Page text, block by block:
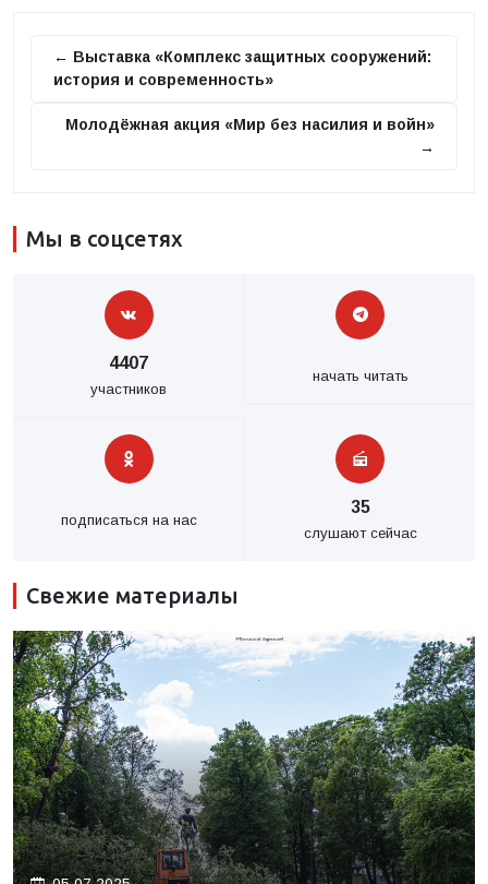
← Выставка «Комплекс защитных сооружений:
история и современность»
Молодёжная акция «Мир без насилия и войн»
→
Мы в соцсетях
4407
участников
начать читать
подписаться на нас
35
слушают сейчас
Свежие материалы